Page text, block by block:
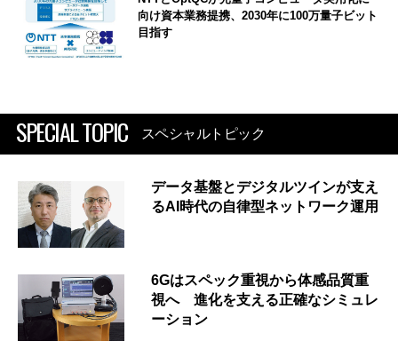
向け資本業務提携、2030年に100万量子ビット
目指す
SPECIAL TOPIC スペシャルトピック
データ基盤とデジタルツインが支え
るAI時代の自律型ネットワーク運用
6Gはスペック重視から体感品質重
視へ 進化を支える正確なシミュレ
ーション